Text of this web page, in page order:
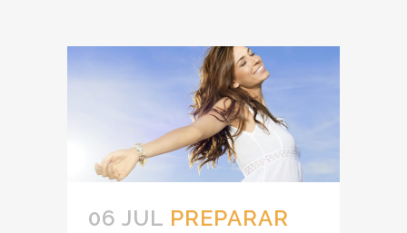
06 JUL PREPARAR